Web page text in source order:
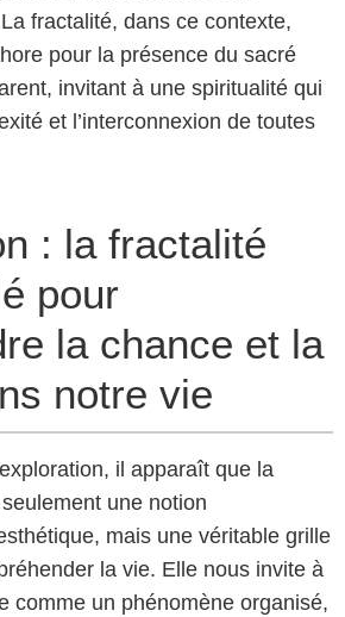
fractalité, dans ce contexte,
pour la présence du sacré
invitant à une spiritualité qui
et l’interconnexion de toutes
: la fractalité
pour
la chance et la
notre vie
il apparaît que la
une notion
mais une véritable grille
la vie. Elle nous invite à
comme un phénomène organisé,